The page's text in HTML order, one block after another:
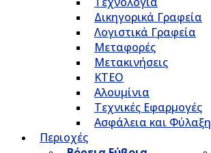
Δικηγορικά Γραφεία
Λογιστικά Γραφεία
Μεταφορές
Μετακινήσεις
ΚΤΕΟ
Αλουμίνια
Τεχνικές Εφαρμογές
Ασφάλεια και Φύλαξη
Περιοχές